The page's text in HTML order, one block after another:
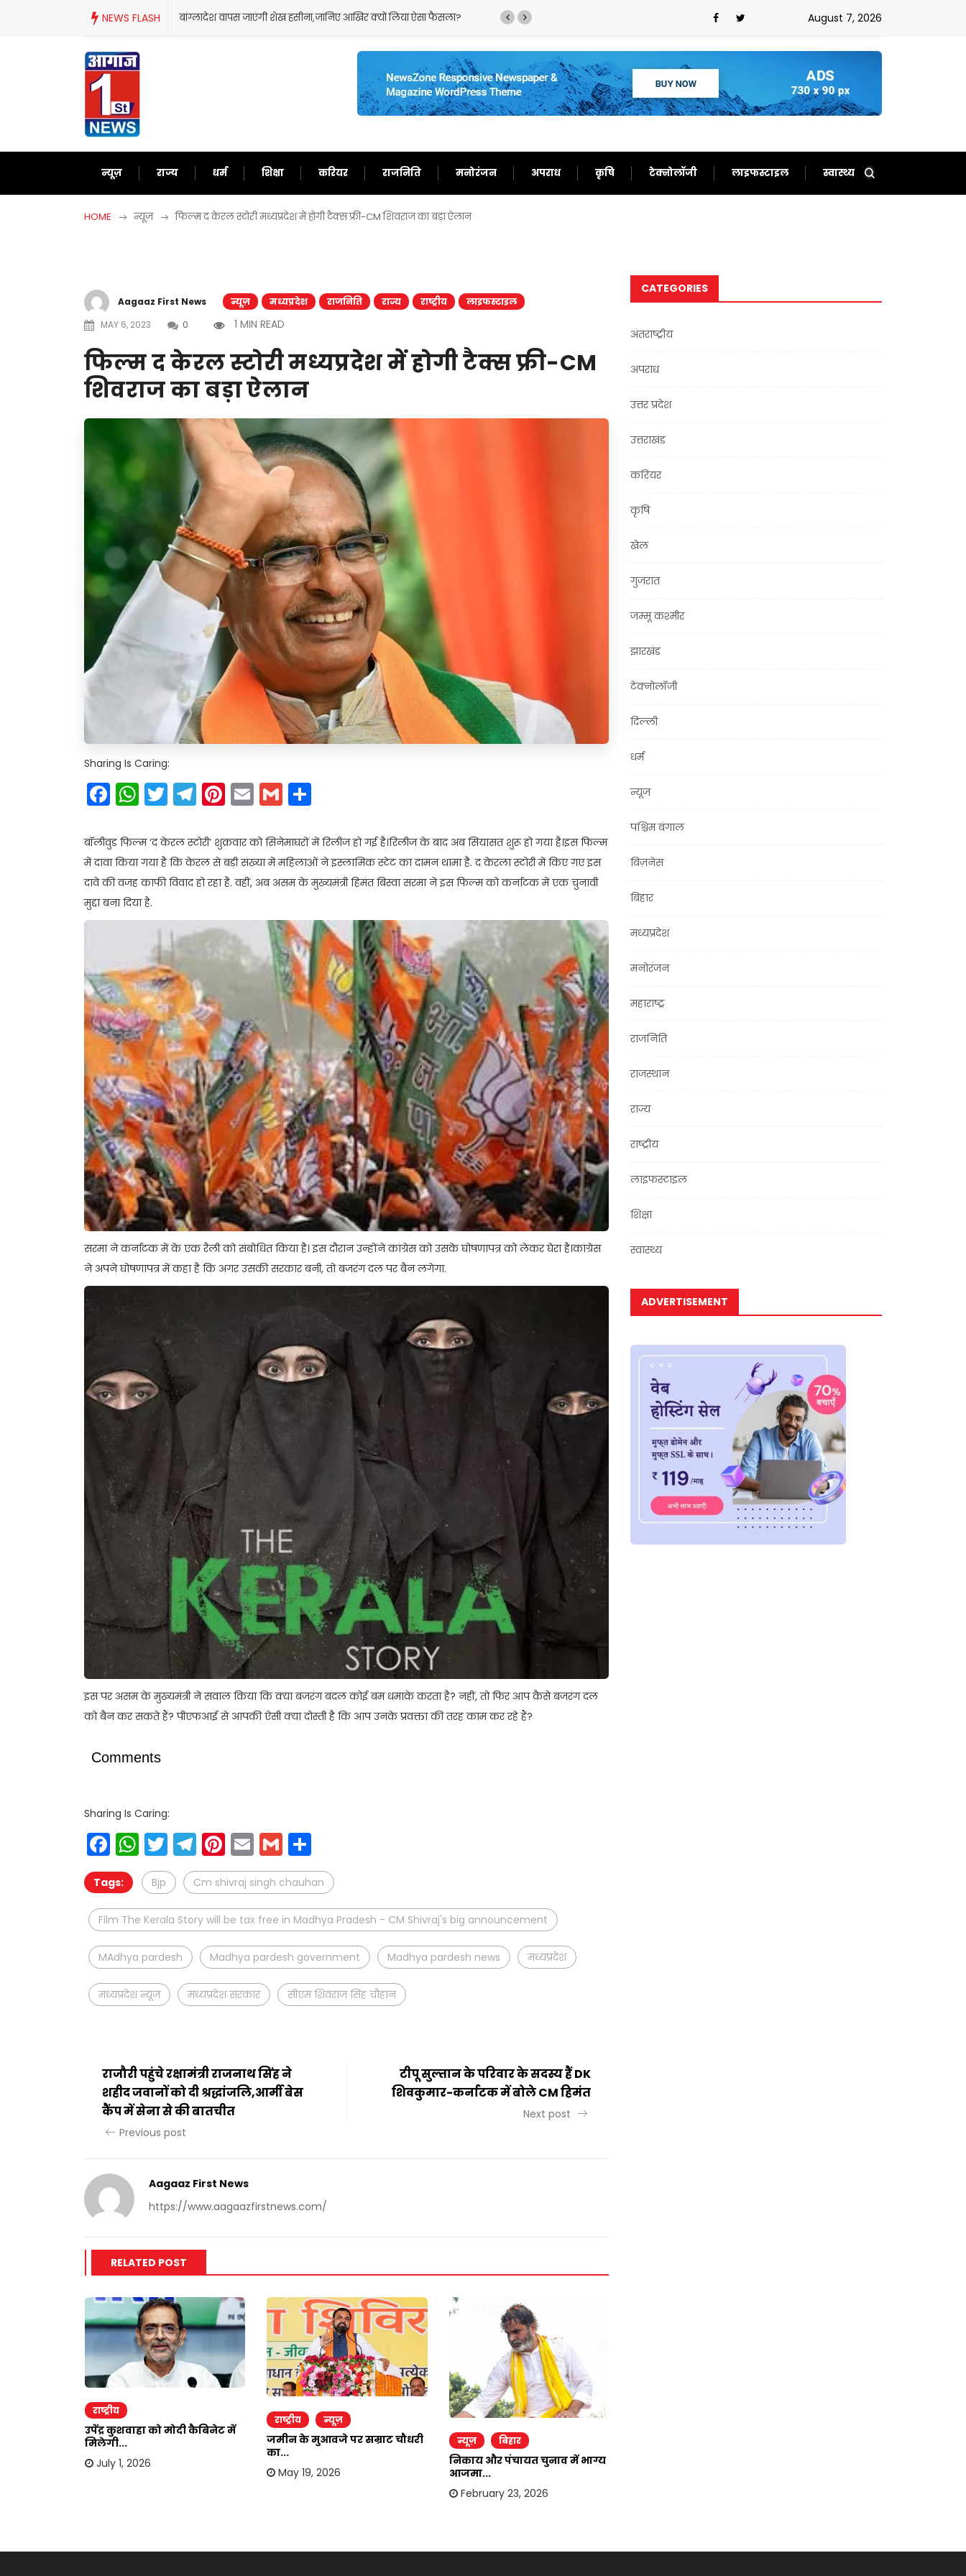
NEWS FLASH
क्यों लिया ऐसा फैसला? ‘गदर 2’ ने सनी देओल के लौटाए अच्छे दिन,फिर से बन गए दर्शकों का खास August 7, 2026
न्यूज़ राज्य धर्म शिक्षा करियर राजनिति मनोरंजन अपराध कृषि टेक्नोलॉजी लाइफस्टाइल स्वास्थ्य
HOME न्यूज़ फिल्म द केरल स्टोरी मध्यप्रदेश में होगी टैक्स फ्री-CM शिवराज का बड़ा ऐलान
Aagaaz First News न्यूज़ मध्यप्रदेश राजनिति राज्य राष्ट्रीय
लाइफस्टाइल
MAY 6, 2023
0 1 MIN READ
फिल्म द केरल स्टोरी मध्यप्रदेश में होगी टैक्स फ्री-CM
शिवराज का बड़ा ऐलान
Sharing Is Caring:
Facebook
WhatsApp
Twitter
Telegram
Pinterest
EmailGmail
बॉलीवुड फिल्म ‘द केरल स्टोरी’ शुक्रवार को सिनेमाघरों में रिलीज हो गई है।रिलीज के बाद अब सियासत शुरू हो गया है।इस फिल्म
में दावा किया गया है कि केरल से बड़ी संख्या में महिलाओं ने इस्लामिक स्टेट का दामन थामा है. द केरला स्टोरी में किए गए इस
दावे की वजह काफी विवाद हो रहा है. वहीं, अब असम के मुख्यमंत्री हिमंत बिस्वा सरमा ने इस फिल्म को कर्नाटक में एक चुनावी
मुद्दा बना दिया है.
सरमा ने कर्नाटक में के एक रैली को संबोधित किया है। इस दौरान उन्होंने कांग्रेस को उसके घोषणापत्र को लेकर घेरा है।कांग्रेस
ने अपने घोषणापत्र में कहा है कि अगर उसकी सरकार बनी, तो बजरंग दल पर बैन लगेगा.
इस पर असम के मुख्यमंत्री ने सवाल किया कि क्या बजरंग बदल कोई बम धमाके करता है? नहीं, तो फिर आप कैसे बजरंग दल
को बैन कर सकते हैं? पीएफआई से आपकी ऐसी क्या दोस्ती है कि आप उनके प्रवक्ता की तरह काम कर रहे हैं?
Comments
Sharing Is Caring:
Facebook
WhatsApp
Twitter
Telegram
Pinterest
EmailGmail
Tags: Bjp Cm shivraj singh chauhan
Film The Kerala Story will be tax free in Madhya Pradesh - CM Shivraj's big announcement
MAdhya pardesh Madhya pardesh government Madhya pardesh news मध्यप्रदेश
मध्यप्रदेश न्यूज मध्यप्रदेश सरकार सीएम शिवराज सिंह चौहान
राजौरी पहुंचे रक्षामंत्री राजनाथ सिंह ने
शहीद जवानों को दी श्रद्धांजलि,आर्मी बेस
कैंप में सेना से की बातचीत
Previous post
टीपू सुल्तान के परिवार के सदस्य हैं DK
शिवकुमार-कर्नाटक में बोले CM हिमंत
Next post
Aagaaz First News
https://www.aagaazfirstnews.com/
RELATED POST
राष्ट्रीय
उपेंद्र कुशवाहा को मोदी कैबिनेट में
मिलेगी...
July 1, 2026
राष्ट्रीय न्यूज़
जमीन के मुआवजे पर सम्राट चौधरी
का...
May 19, 2026
न्यूज़ बिहार
निकाय और पंचायत चुनाव में भाग्य
आजमा...
February 23, 2026
CATEGORIES
अंतराष्ट्रीय
अपराध
उत्तर प्रदेश
उत्तराखंड
करियर
कृषि
खेल
गुजरात
जम्मू कश्मीर
झारखंड
टेक्नोलॉजी
दिल्ली
धर्म
न्यूज़
पश्चिम बंगाल
बिज़नेस
बिहार
मध्यप्रदेश
मनोरंजन
महाराष्ट्र
राजनिति
राजस्थान
राज्य
राष्ट्रीय
लाइफस्टाइल
शिक्षा
स्वास्थ्य
ADVERTISEMENT